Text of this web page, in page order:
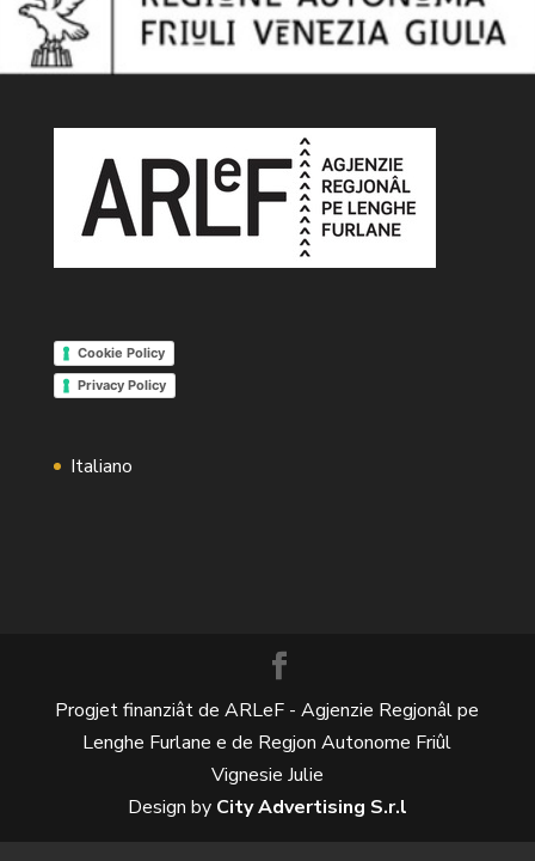
Cookie Policy
Privacy Policy
Italiano
Progjet finanziât de ARLeF - Agjenzie Regjonâl pe
Lenghe Furlane e de Regjon Autonome Friûl
Vignesie Julie
Design by City Advertising S.r.l